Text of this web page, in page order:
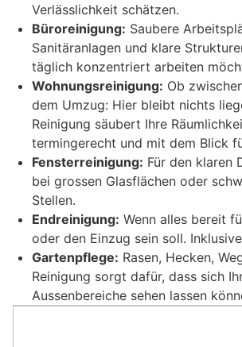
Verlässlichkeit schätzen.
Büroreinigung: Saubere
Sanitäranlagen und klare
täglich konzentriert arbeiten
Wohnungsreinigung: Ob
dem Umzug: Hier bleibt nichts
Reinigung säubert Ihre
termingerecht und mit dem Blick
Fensterreinigung: Für den klaren
bei grossen Glasflächen oder
Stellen.
Endreinigung: Wenn alles bereit
oder den Einzug sein soll.
Gartenpflege: Rasen, Hecken,
Reinigung sorgt dafür, dass sich
Aussenbereiche sehen lassen